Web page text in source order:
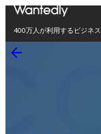
400万人が利用するビジネス